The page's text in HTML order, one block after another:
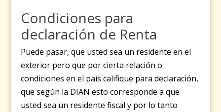
Condiciones para
declaración de Renta
Puede pasar, que usted sea un residente en el
exterior pero que por cierta relación o
condiciones en el país califique para declaración,
que según la DIAN esto corresponde a que
usted sea un residente fiscal y por lo tanto